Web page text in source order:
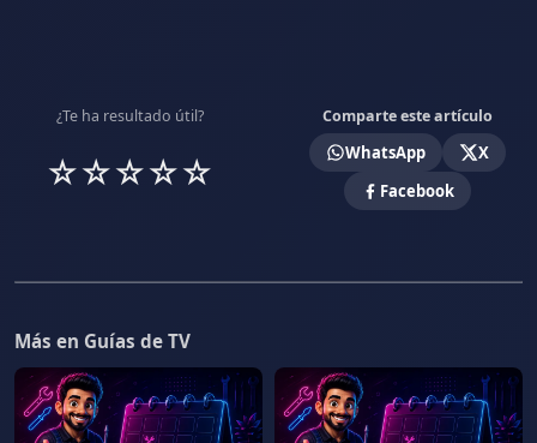
¿Te ha resultado útil? Comparte este artículo
☆☆☆☆☆ WhatsApp
X
Facebook
Más en Guías de TV